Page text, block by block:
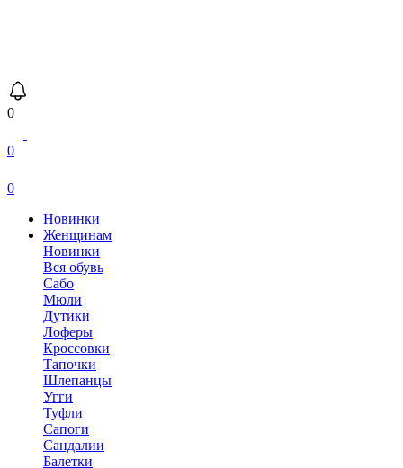
0
0
0
Новинки
Женщинам
Новинки
Вся обувь
Сабо
Мюли
Дутики
Лоферы
Кроссовки
Тапочки
Шлепанцы
Угги
Туфли
Сапоги
Сандалии
Балетки